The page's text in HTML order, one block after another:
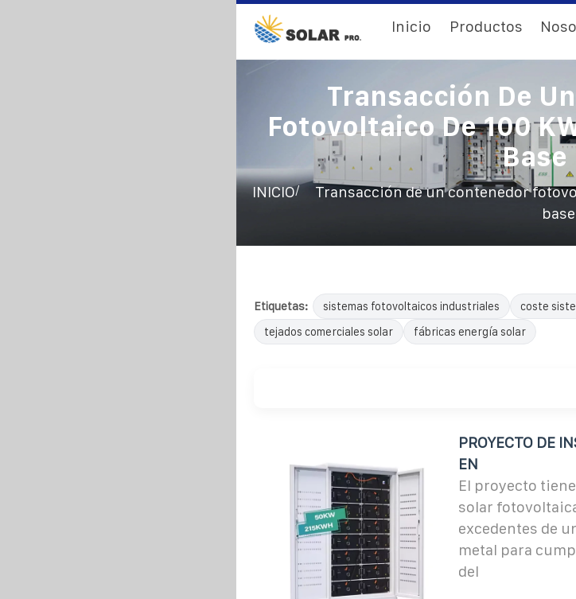
Inicio Productos
Transacción De
Fotovoltaico De 100
Base
INICIO/
Transacción de un contenedor
base
Etiquetas: sistemas fotovoltaicos industriales coste
tejados comerciales solar
fábricas energía solar
PROYECTO DE
EN
El proyecto
solar
excedentes de
metal para
del